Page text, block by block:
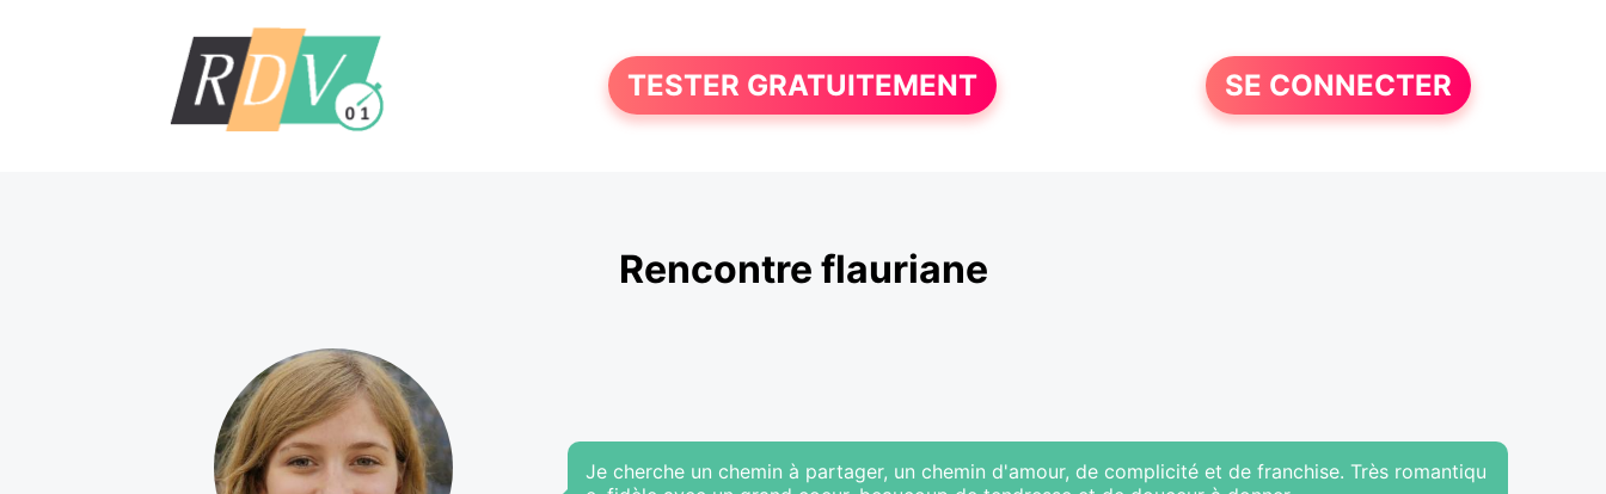
TESTER GRATUITEMENT SE CONNECTER
Rencontre flauriane
Je cherche un chemin à partager, un chemin d'amour, de complicité et de franchise. Très romantiqu